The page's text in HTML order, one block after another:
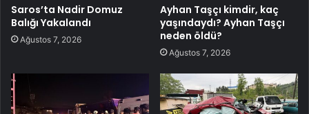
Saros’ta Nadir Domuz
Balığı Yakalandı
Ağustos 7, 2026
Ayhan Taşçı kimdir, kaç
yaşındaydı? Ayhan Taşçı
neden öldü?
Ağustos 7, 2026